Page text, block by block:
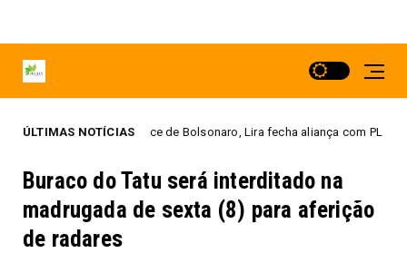
ÚLTIMAS NOTÍCIAS
vice de Bolsonaro, Lira fecha aliança com PL e Marina vai ao Senado
Buraco do Tatu será interditado na
madrugada de sexta (8) para aferição
de radares